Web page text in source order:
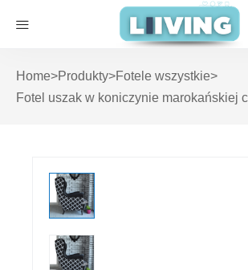
Home>Produkty>Fotele wszystkie>
Fotel uszak w koniczynie marokańskiej